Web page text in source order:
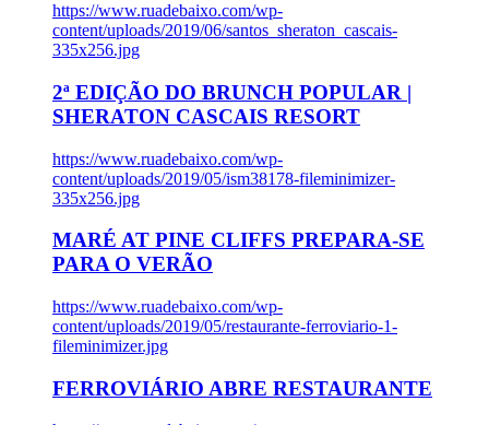
https://www.ruadebaixo.com/wp-
content/uploads/2019/06/santos_sheraton_cascais-
335x256.jpg
2ª EDIÇÃO DO BRUNCH POPULAR |
SHERATON CASCAIS RESORT
https://www.ruadebaixo.com/wp-
content/uploads/2019/05/ism38178-fileminimizer-
335x256.jpg
MARÉ AT PINE CLIFFS PREPARA-SE
PARA O VERÃO
https://www.ruadebaixo.com/wp-
content/uploads/2019/05/restaurante-ferroviario-1-
fileminimizer.jpg
FERROVIÁRIO ABRE RESTAURANTE